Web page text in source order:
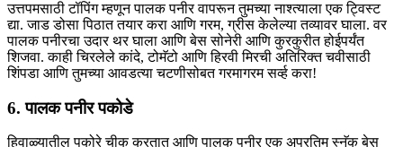
उत्तपमसाठी टॉपिंग म्हणून पालक पनीर वापरून तुमच्या नाश्त्याला एक ट्विस्ट
द्या. जाड डोसा पिठात तयार करा आणि गरम, ग्रीस केलेल्या तव्यावर घाला. वर
पालक पनीरचा उदार थर घाला आणि बेस सोनेरी आणि कुरकुरीत होईपर्यंत
शिजवा. काही चिरलेले कांदे, टोमॅटो आणि हिरवी मिरची अतिरिक्त चवीसाठी
शिंपडा आणि तुमच्या आवडत्या चटणीसोबत गरमागरम सर्व्ह करा!
6. पालक पनीर पकोडे
हिवाळ्यातील पकोरे चीक करतात आणि पालक पनीर एक अप्रतिम स्नॅक बेस